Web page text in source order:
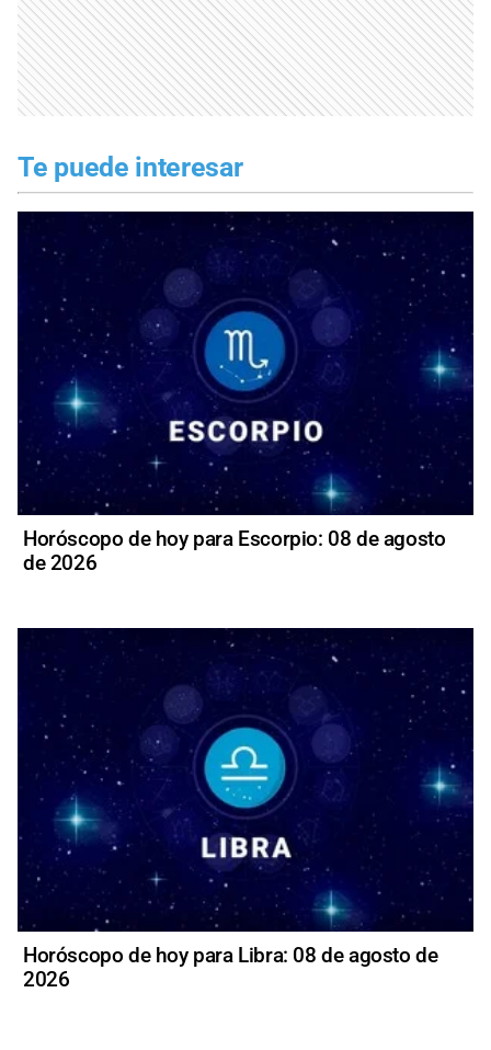
Te puede interesar
Horóscopo de hoy para Escorpio: 08 de agosto
de 2026
Horóscopo de hoy para Libra: 08 de agosto de
2026